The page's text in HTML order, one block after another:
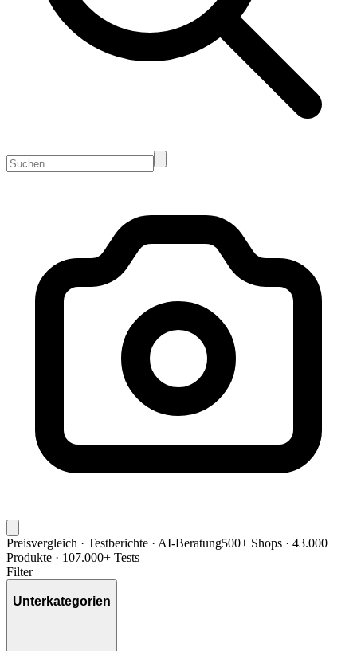
Preisvergleich · Testberichte · AI-Beratung500+ Shops · 43.000+
Produkte · 107.000+ Tests
Filter
Unterkategorien